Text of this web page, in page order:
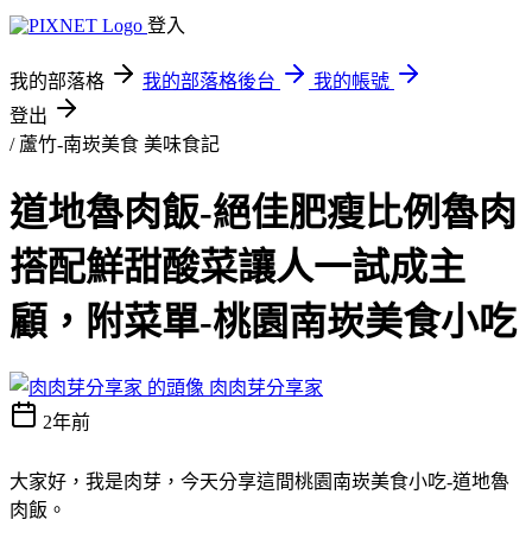
登入
我的部落格 我的部落格後台
我的帳號
登出
/ 蘆竹-南崁美食 美味食記
道地魯肉飯-絕佳肥瘦比例魯肉
搭配鮮甜酸菜讓人一試成主
顧，附菜單-桃園南崁美食小吃
肉肉芽分享家
2年前
大家好，我是肉芽，今天分享這間桃園南崁美食小吃-道地魯
肉飯。